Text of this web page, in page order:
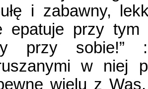
i zabawny,
epatuje przy tym
przy
w niej
wielu z